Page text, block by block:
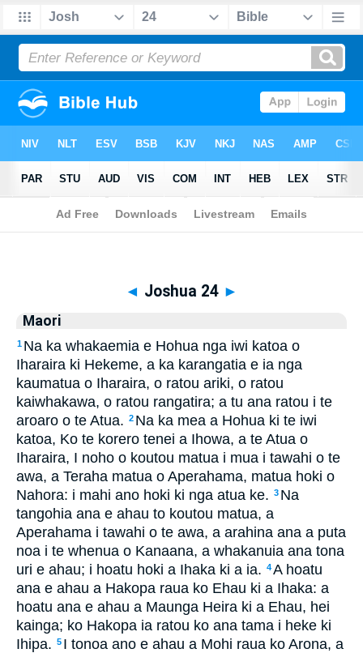
Biblia>Maori> Joshua 24
◄ Joshua 24 ►
Maori
1 Na ka whakaemia e Hohua nga iwi katoa o
Iharaira ki Hekeme, a ka karangatia e ia nga
kaumatua o Iharaira, o ratou ariki, o ratou
kaiwhakawa, o ratou rangatira; a tu ana ratou i te
aroaro o te Atua. 2 Na ka mea a Hohua ki te iwi
katoa, Ko te korero tenei a Ihowa, a te Atua o
Iharaira, I noho o koutou matua i mua i tawahi o te
awa, a Teraha matua o Aperahama, matua hoki o
Nahora: i mahi ano hoki ki nga atua ke. 3 Na
tangohia ana e ahau to koutou matua, a
Aperahama i tawahi o te awa, a arahina ana a puta
noa i te whenua o Kanaana, a whakanuia ana tona
uri e ahau; i hoatu hoki a Ihaka ki a ia. 4A hoatu
ana e ahau a Hakopa raua ko Ehau ki a Ihaka: a
hoatu ana e ahau a Maunga Heira ki a Ehau, hei
kainga; ko Hakopa ia ratou ko ana tama i heke ki
Ihipa. 5 I tonoa ano e ahau a Mohi raua ko Arona, a